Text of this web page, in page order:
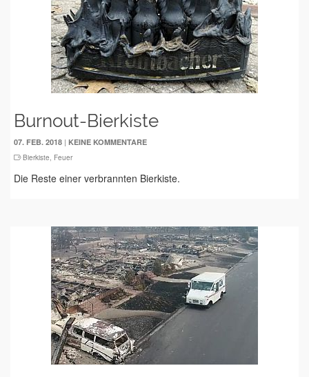
Burnout-Bierkiste
07. FEB. 2018 | KEINE KOMMENTARE
Bierkiste, Feuer
Die Reste einer verbrannten Bierkiste.